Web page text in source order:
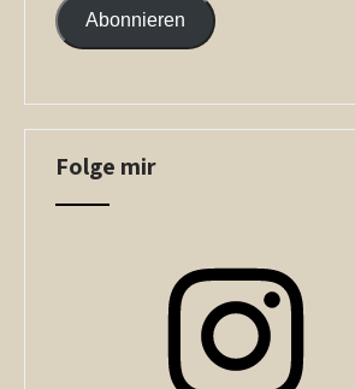
AdresseAbonnieren
Folge mir